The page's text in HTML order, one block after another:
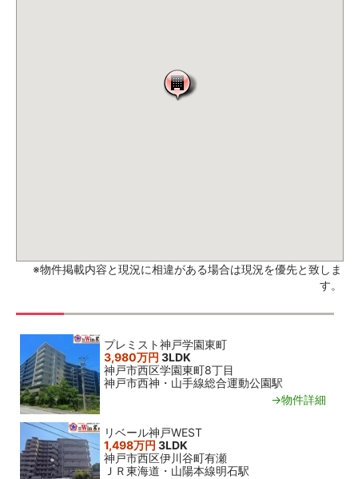
※物件掲載内容と現況に相違がある場合は現況を優先と致しま
す。
プレミスト神戸学園東町
3,980万円 3LDK
神戸市西区学園東町8丁目
神戸市西神・山手線総合運動公園駅
→物件詳細
リベール神戸WEST
1,498万円 3LDK
神戸市西区伊川谷町有瀬
ＪＲ東海道・山陽本線明石駅